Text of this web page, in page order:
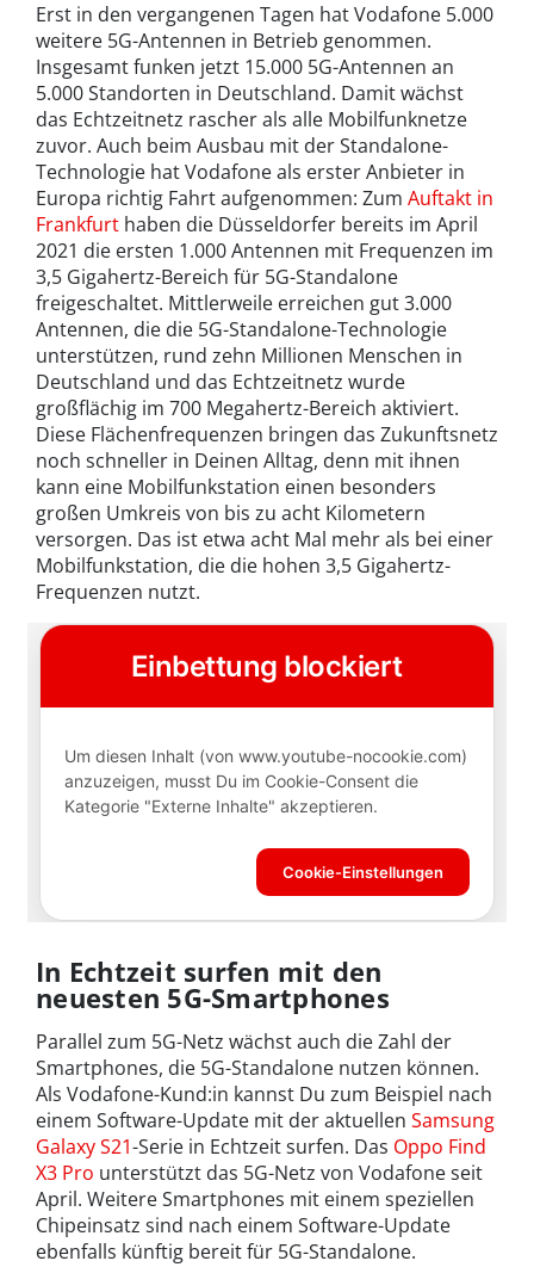
Erst in den vergangenen Tagen hat Vodafone 5.000
weitere 5G-Antennen in Betrieb genommen.
Insgesamt funken jetzt 15.000 5G-Antennen an
5.000 Standorten in Deutschland. Damit wächst
das Echtzeitnetz rascher als alle Mobilfunknetze
zuvor. Auch beim Ausbau mit der Standalone-
Technologie hat Vodafone als erster Anbieter in
Europa richtig Fahrt aufgenommen: Zum Auftakt in
Frankfurt haben die Düsseldorfer bereits im April
2021 die ersten 1.000 Antennen mit Frequenzen im
3,5 Gigahertz-Bereich für 5G-Standalone
freigeschaltet. Mittlerweile erreichen gut 3.000
Antennen, die die 5G-Standalone-Technologie
unterstützen, rund zehn Millionen Menschen in
Deutschland und das Echtzeitnetz wurde
großflächig im 700 Megahertz-Bereich aktiviert.
Diese Flächenfrequenzen bringen das Zukunftsnetz
noch schneller in Deinen Alltag, denn mit ihnen
kann eine Mobilfunkstation einen besonders
großen Umkreis von bis zu acht Kilometern
versorgen. Das ist etwa acht Mal mehr als bei einer
Mobilfunkstation, die die hohen 3,5 Gigahertz-
Frequenzen nutzt.
In Echtzeit surfen mit den
neuesten 5G-Smartphones
Parallel zum 5G-Netz wächst auch die Zahl der
Smartphones, die 5G-Standalone nutzen können.
Als Vodafone-Kund:in kannst Du zum Beispiel nach
einem Software-Update mit der aktuellen Samsung
Galaxy S21-Serie in Echtzeit surfen. Das Oppo Find
X3 Pro unterstützt das 5G-Netz von Vodafone seit
April. Weitere Smartphones mit einem speziellen
Chipeinsatz sind nach einem Software-Update
ebenfalls künftig bereit für 5G-Standalone.